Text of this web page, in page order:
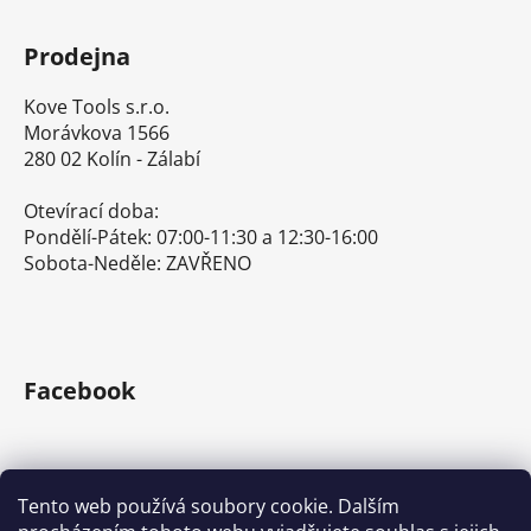
Tento web používá soubory cookie. Dalším
Prodejna
Kove Tools s.r.o.
Morávkova 1566
280 02 Kolín - Zálabí
Otevírací doba:
Pondělí-Pátek: 07:00-11:30 a 12:30-16:00
Sobota-Neděle: ZAVŘENO
Facebook